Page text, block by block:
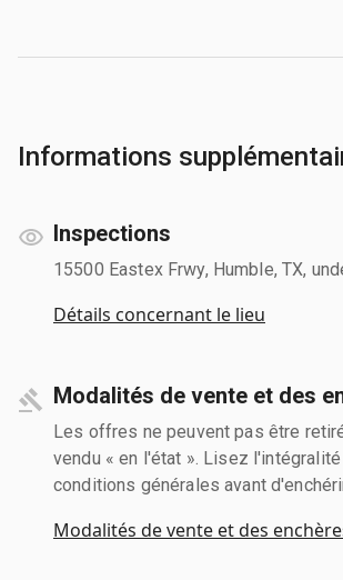
Informations
Inspections
15500 Eastex Frwy, Humble, TX,
Détails concernant le lieu
Modalités de vente et des
Les offres ne peuvent pas être
vendu « en l'état ». Lisez
conditions générales avant
Modalités de vente et des